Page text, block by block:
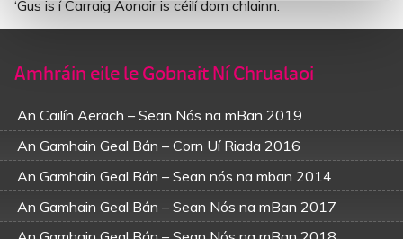
‘Gus is í Carraig Aonair is céilí dom chlainn.
Amhráin eile le Gobnait Ní Chrualaoi
An Cailín Aerach – Sean Nós na mBan 2019
An Gamhain Geal Bán – Corn Uí Riada 2016
An Gamhain Geal Bán – Sean nós na mban 2014
An Gamhain Geal Bán – Sean Nós na mBan 2017